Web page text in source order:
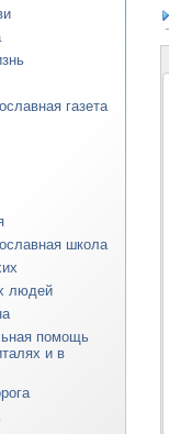
газета
школа
людей
помощь
и в